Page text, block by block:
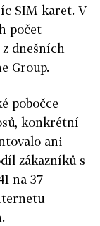
SIM karet. V
počet
dnešních
Group.
pobočce
konkrétní
ani
zákazníků s
na 37